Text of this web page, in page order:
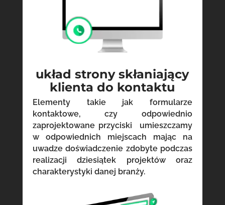
układ strony skłaniający
klienta do kontaktu
Elementy takie jak formularze
kontaktowe, czy odpowiednio
zaprojektowane przyciski umieszczamy
w odpowiednich miejscach mając na
uwadze doświadczenie zdobyte podczas
realizacji dziesiątek projektów oraz
charakterystyki danej branży.